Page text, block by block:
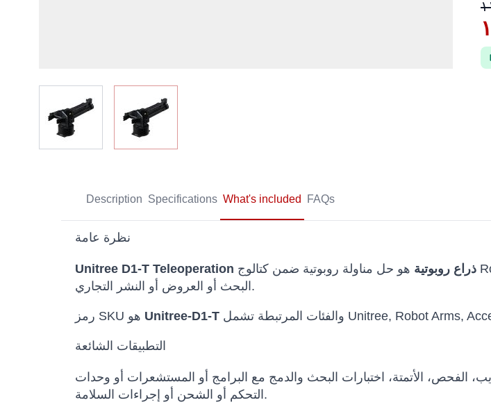
Description Specifications What's included FAQs
نظرة عامة
Unitree D1-T Teleoperation ذراع روبوتية هو حل مناولة روبوتية ضمن كتالوج Robots International للجهات التي تحتاج إلى تقييم تقني قبل الشراء أو
البحث أو العروض أو النشر التجاري.
Unitree-D1-T
التطبيقات الشائعة
الفحص، الأتمتة، اختبارات البحث والدمج مع البرامج أو المستشعرات أو وحدات
التحكم أو الشحن أو إجراءات السلامة.